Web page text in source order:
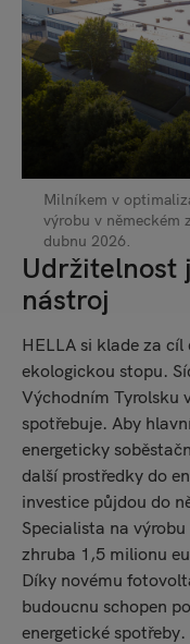
Milníkem v
výrobu v německém
dubnu 2026.
Udržitelnost
nástroj
HELLA si klade za
ekologickou stopu.
Východním Tyrolsku
spotřebuje. Aby
energeticky
další prostředky do
investice půjdou do
Specialista na
zhruba 1,5 milionu
Díky novému
budoucnu schopen
energetické